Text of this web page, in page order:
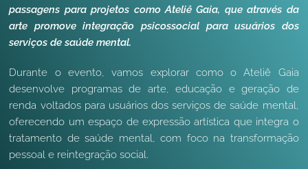
passagens para projetos como Ateliê Gaia, que através da
arte promove integração psicossocial para usuários dos
serviços de saúde mental.
Durante o evento, vamos explorar como o Ateliê Gaia
desenvolve programas de arte, educação e geração de
renda voltados para usuários dos serviços de saúde mental,
oferecendo um espaço de expressão artística que integra o
tratamento de saúde mental, com foco na transformação
pessoal e reintegração social.